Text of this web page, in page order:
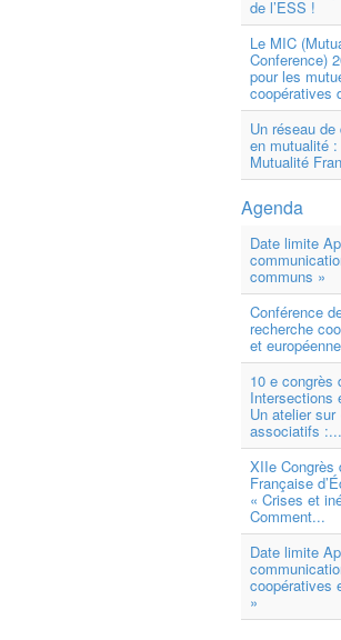
de l’ESS !
Le MIC
Conference)
pour les
coopératives
Un réseau
en mutualité
Mutualité
Agenda
Date limite
communs »
Conférence
recherche
et
10 e congrès
Intersections
Un atelier sur
associatifs :...
XIIe Congrès
Française
« Crises et
Comment...
Date limite
coopératives
»